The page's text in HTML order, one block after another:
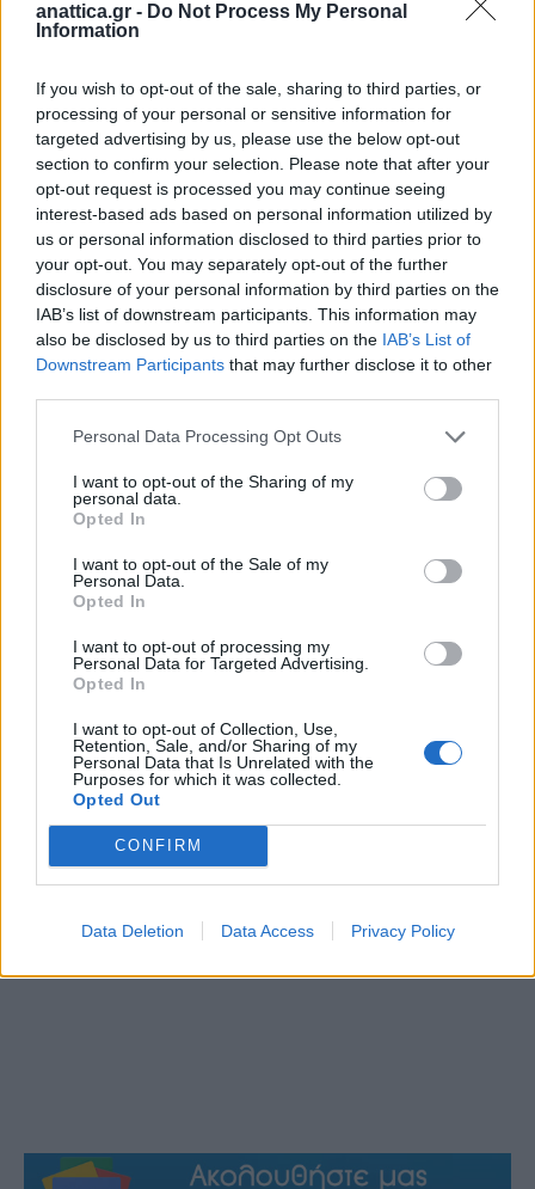
anattica.gr - Do Not Process My Personal
Information
If you wish to opt-out of the sale, sharing to third parties, or
processing of your personal or sensitive information for
targeted advertising by us, please use the below opt-out
section to confirm your selection. Please note that after your
opt-out request is processed you may continue seeing
interest-based ads based on personal information utilized by
us or personal information disclosed to third parties prior to
your opt-out. You may separately opt-out of the further
disclosure of your personal information by third parties on the
IAB’s list of downstream participants. This information may
also be disclosed by us to third parties on the IAB’s List of
Downstream Participants that may further disclose it to other
Personal Data Processing Opt Outs
I want to opt-out of the Sharing of my
personal data.
Opted In
I want to opt-out of the Sale of my
Personal Data.
Opted In
I want to opt-out of processing my
Personal Data for Targeted Advertising.
Opted In
I want to opt-out of Collection, Use,
Retention, Sale, and/or Sharing of my
Personal Data that Is Unrelated with the
Purposes for which it was collected.
Opted Out
CONFIRM
Data Deletion Data Access Privacy Policy
καθώς και το χαρακτηριστικό στέμμα που συχνά
αποτελέσουν την “αφετηρία” για τις αποκριάτικες
μάσκες και καπέλα που θα φτιάξουμε στα
καλλιτεχνικά εργαστήρια.
Απαραίτητη προϋπόθεση για τη συμμετοχή στο
εργαστήριο, είναι η δήλωση συμμετοχής στην
διεύθυνση ηλεκτρονικού ταχυδρομείου της
Αντιδημαρχίας
Πολιτισμούantid.politismou@markopoulo.gr
• 11:00 – 12:30
• 12:45 – 14:00